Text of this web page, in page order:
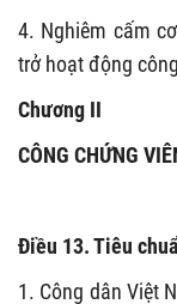
4. Nghiêm cấm
trở hoạt động
Chương II
CÔNG CHỨNG
Điều 13. Tiêu
1. Công dân Việt